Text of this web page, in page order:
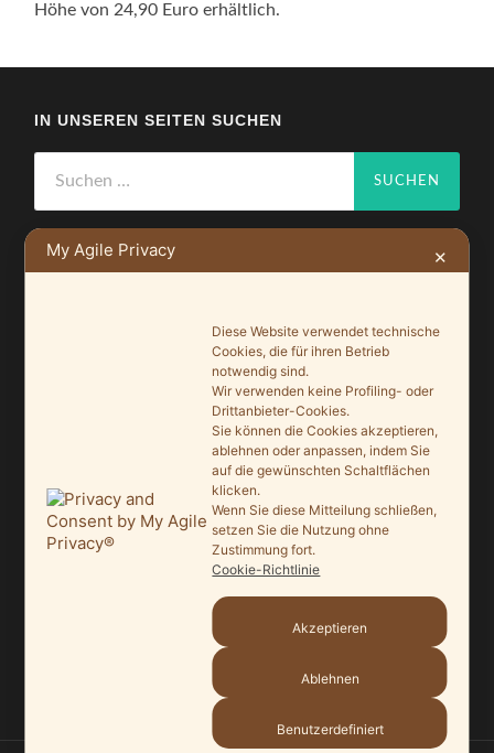
Höhe von 24,90 Euro erhältlich.
IN UNSEREN SEITEN SUCHEN
nach:
Ein Leuchtturmprojekt für mehr Artenvielfalt
Saisonauftakt nach Maß im Grönegau-Museum
Melle punktet beim „Tag des offenen Denkmals“
27. September 2025
Mit vergrößertem Führungsteam in die Zukunft
My Agile Privacy ✕
Diese Website verwendet technische
Cookies, die für ihren Betrieb
notwendig sind.
Wir verwenden keine Profiling- oder
Drittanbieter-Cookies.
Sie können die Cookies akzeptieren,
ablehnen oder anpassen, indem Sie
auf die gewünschten Schaltflächen
klicken.
Wenn Sie diese Mitteilung schließen,
setzen Sie die Nutzung ohne
Zustimmung fort.
Cookie-Richtlinie
Akzeptieren
Ablehnen
Benutzerdefiniert